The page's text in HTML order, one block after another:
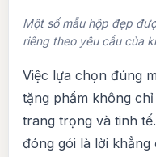
Một số mẫu hộp đẹp
riêng theo yêu cầu của
Việc lựa chọn đúng
tặng phẩm không
trang trọng và tinh
đóng gói là lời